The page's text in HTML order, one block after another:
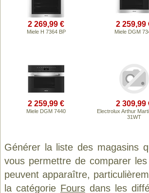
2 269,99 €
Miele H 7364 BP
2 259,99
Miele DGM
2 259,99 €
Miele DGM 7440
2 309,99
Electrolux Arthur
31WT
Générer la liste des magasins
vous permettre de comparer
peuvent apparaître,
la catégorie Foursdans les